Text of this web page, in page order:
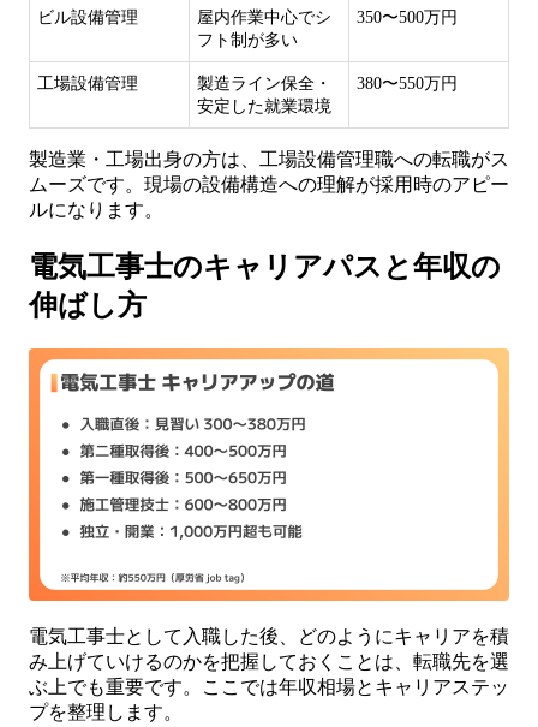
ビル設備管理
屋内作業中心でシ
フト制が多い
350〜500万円
工場設備管理
製造ライン保全・
安定した就業環境
380〜550万円
製造業・工場出身の方は、工場設備管理職への転職がス
ムーズです。現場の設備構造への理解が採用時のアピー
ルになります。
電気工事士のキャリアパスと年収の
伸ばし方
電気工事士として入職した後、どのようにキャリアを積
み上げていけるのかを把握しておくことは、転職先を選
ぶ上でも重要です。ここでは年収相場とキャリアステッ
プを整理します。